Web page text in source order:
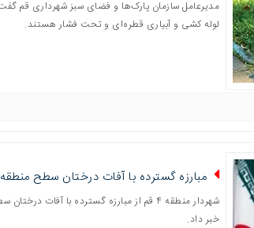
لوله کشی و آبیاری قطره‌ای و تحت فشار هستند.
مبارزه گسترده با آفات درختان سطح منطقه ۴ از طریق سمپاشی و نصب تله نوار زرد
خبر داد.